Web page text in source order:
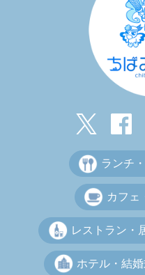
ランチ
カフェ
レストラン・
ホテル・結